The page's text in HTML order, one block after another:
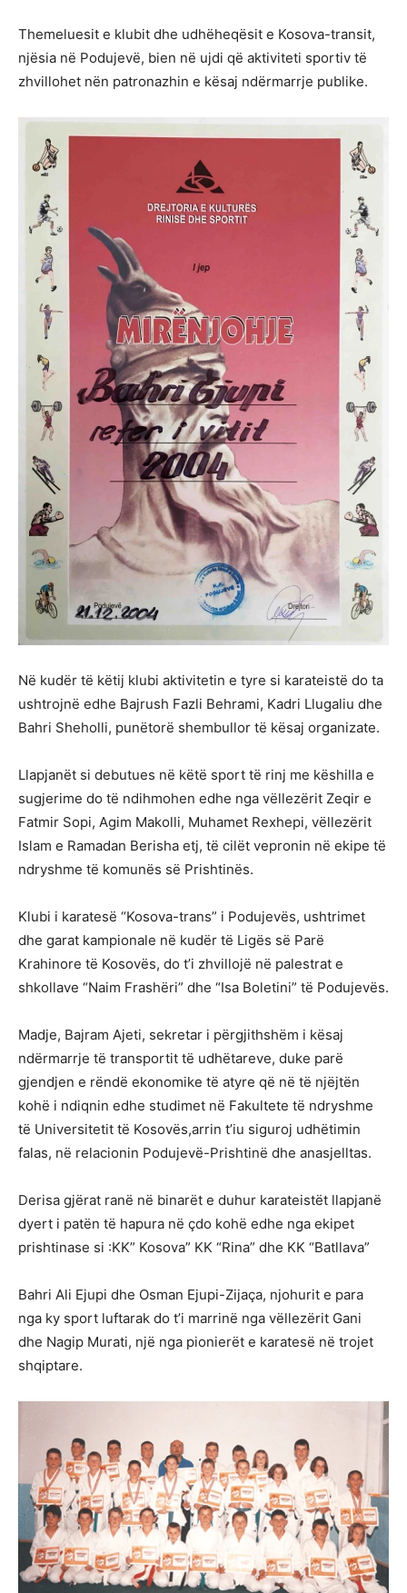
Themeluesit e klubit dhe udhëheqësit e Kosova-transit,
njësia në Podujevë, bien në ujdi që aktiviteti sportiv të
zhvillohet nën patronazhin e kësaj ndërmarrje publike.
Në kudër të këtij klubi aktivitetin e tyre si karateistë do ta
ushtrojnë edhe Bajrush Fazli Behrami, Kadri Llugaliu dhe
Bahri Sheholli, punëtorë shembullor të kësaj organizate.
Llapjanët si debutues në këtë sport të rinj me këshilla e
sugjerime do të ndihmohen edhe nga vëllezërit Zeqir e
Fatmir Sopi, Agim Makolli, Muhamet Rexhepi, vëllezërit
Islam e Ramadan Berisha etj, të cilët vepronin në ekipe të
ndryshme të komunës së Prishtinës.
Klubi i karatesë “Kosova-trans” i Podujevës, ushtrimet
dhe garat kampionale në kudër të Ligës së Parë
Krahinore të Kosovës, do t’i zhvillojë në palestrat e
shkollave “Naim Frashëri” dhe “Isa Boletini” të Podujevës.
Madje, Bajram Ajeti, sekretar i përgjithshëm i kësaj
ndërmarrje të transportit të udhëtareve, duke parë
gjendjen e rëndë ekonomike të atyre që në të njëjtën
kohë i ndiqnin edhe studimet në Fakultete të ndryshme
të Universitetit të Kosovës,arrin t’iu siguroj udhëtimin
falas, në relacionin Podujevë-Prishtinë dhe anasjelltas.
Derisa gjërat ranë në binarët e duhur karateistët llapjanë
dyert i patën të hapura në çdo kohë edhe nga ekipet
prishtinase si :KK” Kosova” KK “Rina” dhe KK “Batllava”
Bahri Ali Ejupi dhe Osman Ejupi-Zijaça, njohurit e para
nga ky sport luftarak do t’i marrinë nga vëllezërit Gani
dhe Nagip Murati, një nga pionierët e karatesë në trojet
shqiptare.